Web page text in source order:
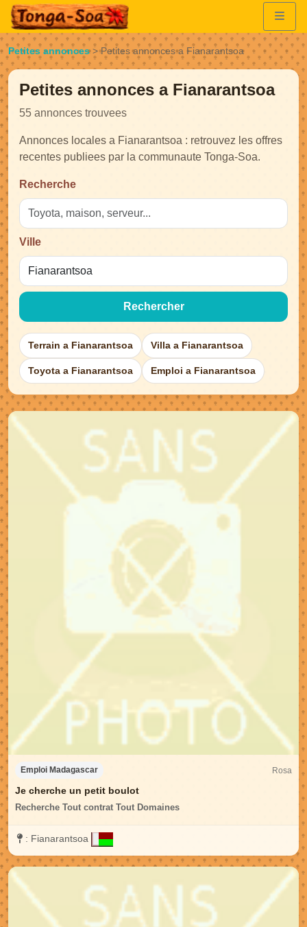
Petites annonces >Petites annonces a Fianarantsoa
Petites annonces a Fianarantsoa
55 annonces trouvees
Annonces locales a Fianarantsoa : retrouvez les offres
recentes publiees par la communaute Tonga-Soa.
Recherche
Ville
Rechercher
Terrain a Fianarantsoa Villa a Fianarantsoa
Toyota a Fianarantsoa Emploi a Fianarantsoa
Emploi Madagascar Rosa
Je cherche un petit boulot
Recherche Tout contrat Tout Domaines
: Fianarantsoa